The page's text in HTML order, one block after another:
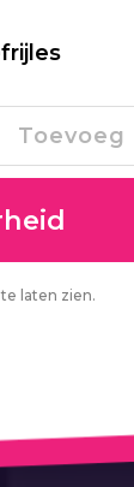
laten zien.